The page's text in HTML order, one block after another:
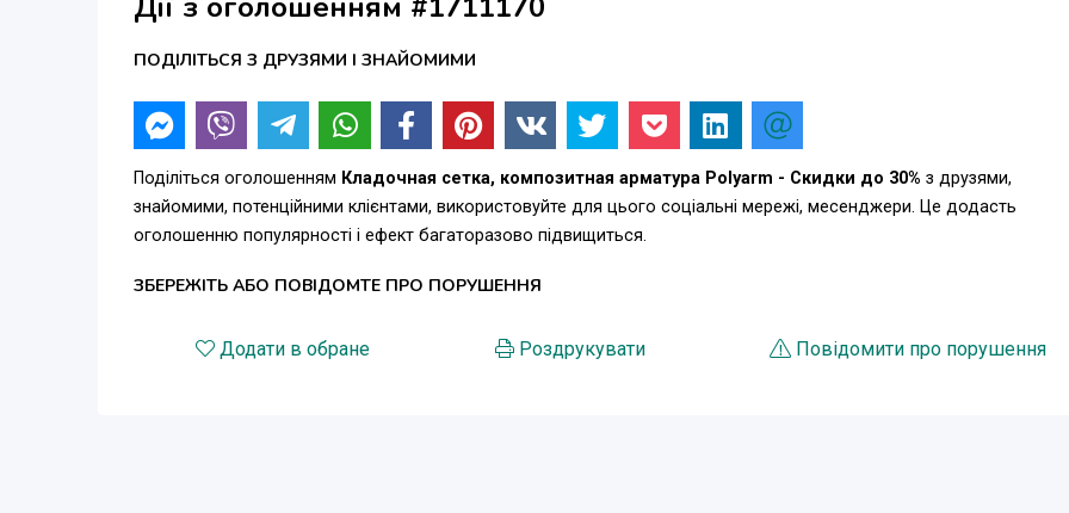
как Вам необходимо. У вас появились вопросы?
проконсультируют Вас по любому вопросу.
Звоните!
тел. 0964947888, 0667454888, 0934947888
ПОДІЛІТЬСЯ З ДРУЗЯМИ І ЗНАЙОМИМИ
Поділіться оголошенням Клaдoчнaя ceтка, композитная арматура Polyarm - Скидки до 30% з друзями,
знайомими, потенційними клієнтами, використовуйте для цього соціальні мережі, месенджери. Це додасть
оголошенню популярності і ефект багаторазово підвищиться.
ЗБЕРЕЖІТЬ АБО ПОВІДОМТЕ ПРО ПОРУШЕННЯ
Додати в обране Роздрукувати Повідомити про порушення